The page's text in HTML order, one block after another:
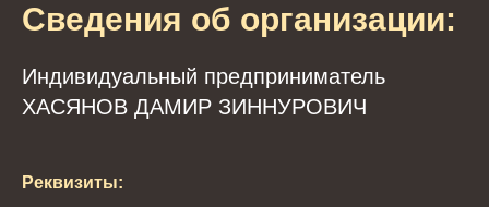
Сведения об организации:
Индивидуальный предприниматель
ХАСЯНОВ ДАМИР ЗИННУРОВИЧ
Реквизиты: